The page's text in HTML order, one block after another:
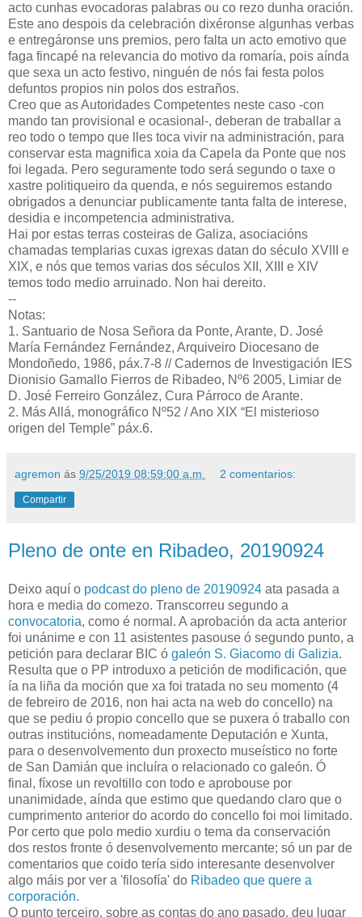
acto cunhas evocadoras palabras ou co rezo dunha oración.
Este ano despois da celebración dixéronse algunhas verbas
e entregáronse uns premios, pero falta un acto emotivo que
faga fincapé na relevancia do motivo da romaría, pois aínda
que sexa un acto festivo, ninguén de nós fai festa polos
defuntos propios nin polos dos estraños.
Creo que as Autoridades Competentes neste caso -con
mando tan provisional e ocasional-, deberan de traballar a
reo todo o tempo que lles toca vivir na administración, para
conservar esta magnifica xoia da Capela da Ponte que nos
foi legada. Pero seguramente todo será segundo o taxe o
xastre politiqueiro da quenda, e nós seguiremos estando
obrigados a denunciar publicamente tanta falta de interese,
desidia e incompetencia administrativa.
Hai por estas terras costeiras de Galiza, asociacións
chamadas templarias cuxas igrexas datan do século XVIII e
XIX, e nós que temos varias dos séculos XII, XIII e XIV
temos todo medio arruinado. Non hai dereito.
--
Notas:
1. Santuario de Nosa Señora da Ponte, Arante, D. José
María Fernández Fernández, Arquiveiro Diocesano de
Mondoñedo, 1986, páx.7-8 // Cadernos de Investigación IES
Dionisio Gamallo Fierros de Ribadeo, Nº6 2005, Limiar de
D. José Ferreiro González, Cura Párroco de Arante.
2. Más Allá, monográfico Nº52 / Ano XIX “El misterioso
origen del Temple” páx.6.
agremon ás 9/25/2019 08:59:00 a.m. 2 comentarios:
Compartir
Pleno de onte en Ribadeo, 20190924
Deixo aquí o podcast do pleno de 20190924 ata pasada a
hora e media do comezo. Transcorreu segundo a
convocatoria, como é normal. A aprobación da acta anterior
foi unánime e con 11 asistentes pasouse ó segundo punto, a
petición para declarar BIC ó galeón S. Giacomo di Galizia.
Resulta que o PP introduxo a petición de modificación, que
ía na liña da moción que xa foi tratada no seu momento (4
de febreiro de 2016, non hai acta na web do concello) na
que se pediu ó propio concello que se puxera ó traballo con
outras institucións, nomeadamente Deputación e Xunta,
para o desenvolvemento dun proxecto museístico no forte
de San Damián que incluíra o relacionado co galeón. Ó
final, fíxose un revoltillo con todo e aprobouse por
unanimidade, aínda que estimo que quedando claro que o
cumprimento anterior do acordo do concello foi moi limitado.
Por certo que polo medio xurdiu o tema da conservación
dos restos fronte ó desenvolvemento mercante; só un par de
comentarios que coido tería sido interesante desenvolver
algo máis por ver a 'filosofía' do Ribadeo que quere a
corporación.
O punto terceiro, sobre as contas do ano pasado, deu lugar